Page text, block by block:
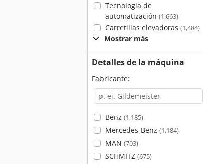
Tecnología de
automatización (1,663)
Carretillas elevadoras (1,484)
Mostrar más
Detalles de la máquina
Fabricante:
Benz (1,185)
Mercedes-Benz (1,184)
MAN (703)
SCHMITZ (675)